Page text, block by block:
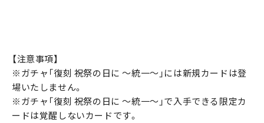
【注意事項】
※ガチャ「復刻 祝祭の日に ～統一～」には新規カードは登
場いたしません。
※ガチャ「復刻 祝祭の日に ～統一～」で入手できる限定カ
ードは覚醒しないカードです。